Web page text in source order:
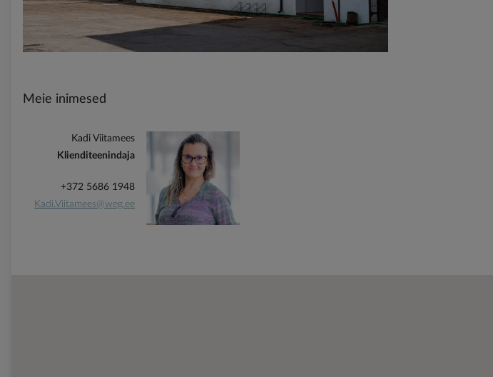
Meie inimesed
Kadi Viitamees
Klienditeenindaja
+372 5686 1948
Kadi.Viitamees@weg.ee